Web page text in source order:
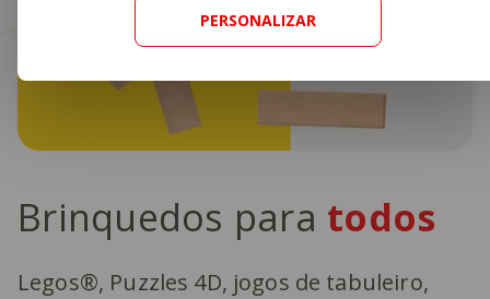
PERSONALIZAR
Brinquedos para todos
Legos®, Puzzles 4D, jogos de tabuleiro,